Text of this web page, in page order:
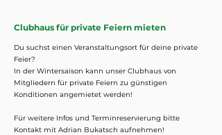
Clubhaus für private Feiern mieten
Du suchst einen Veranstaltungsort für deine private
Feier?
In der Wintersaison kann unser Clubhaus von
Mitgliedern für private Feiern zu günstigen
Konditionen angemietet werden!
Für weitere Infos und Terminreservierung bitte
Kontakt mit Adrian Bukatsch aufnehmen!